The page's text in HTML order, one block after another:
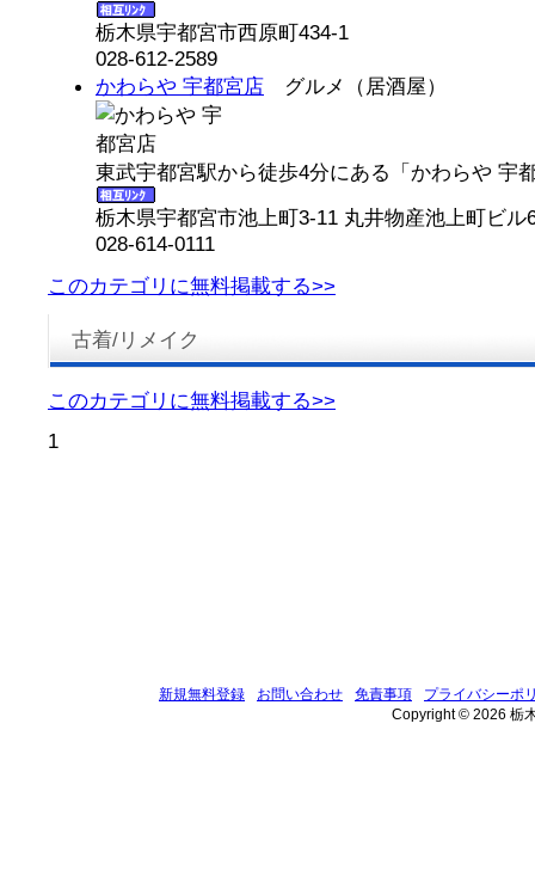
栃木県宇都宮市西原町434-1
028-612-2589
かわらや 宇都宮店 グルメ（居酒屋）
東武宇都宮駅から徒歩4分にある「かわらや
栃木県宇都宮市池上町3-11 丸井物産池上町ビル
028-614-0111
このカテゴリに無料掲載する>>
古着/リメイク
このカテゴリに無料掲載する>>
1
新規無料登録 お問い合わせ 免責事項
プライバシーポ
Copyright © 2026 栃